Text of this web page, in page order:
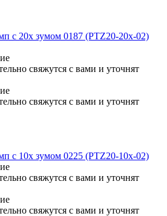
с 20x зумом 0187 (PTZ20-20x-02)
свяжутся с вами и уточнят
свяжутся с вами и уточнят
с 10x зумом 0225 (PTZ20-10x-02)
свяжутся с вами и уточнят
свяжутся с вами и уточнят